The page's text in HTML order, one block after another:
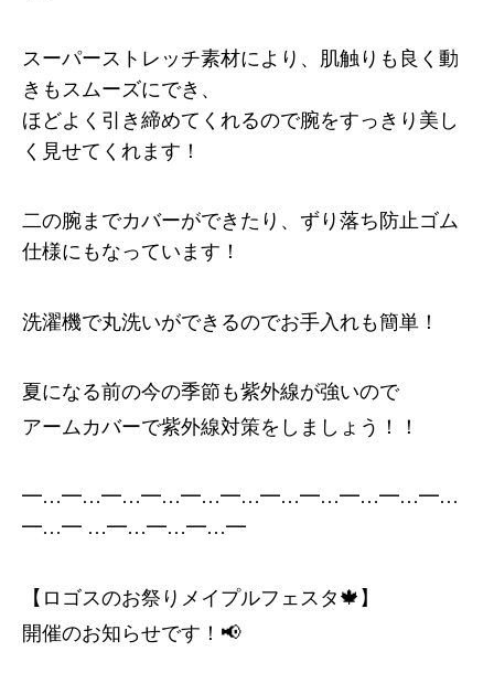
スーパーストレッチ素材により、肌触りも良く動
きもスムーズにでき、
ほどよく引き締めてくれるので腕をすっきり美し
く見せてくれます！
二の腕までカバーができたり、ずり落ち防止ゴム
仕様にもなっています！
洗濯機で丸洗いができるのでお手入れも簡単！
夏になる前の今の季節も紫外線が強いので
アームカバーで紫外線対策をしましょう！！
━…━…━…━…━…━…━…━…━…━…━…
━…━ …━…━…━…━
【ロゴスのお祭りメイプルフェスタ🍁】
開催のお知らせです！📢